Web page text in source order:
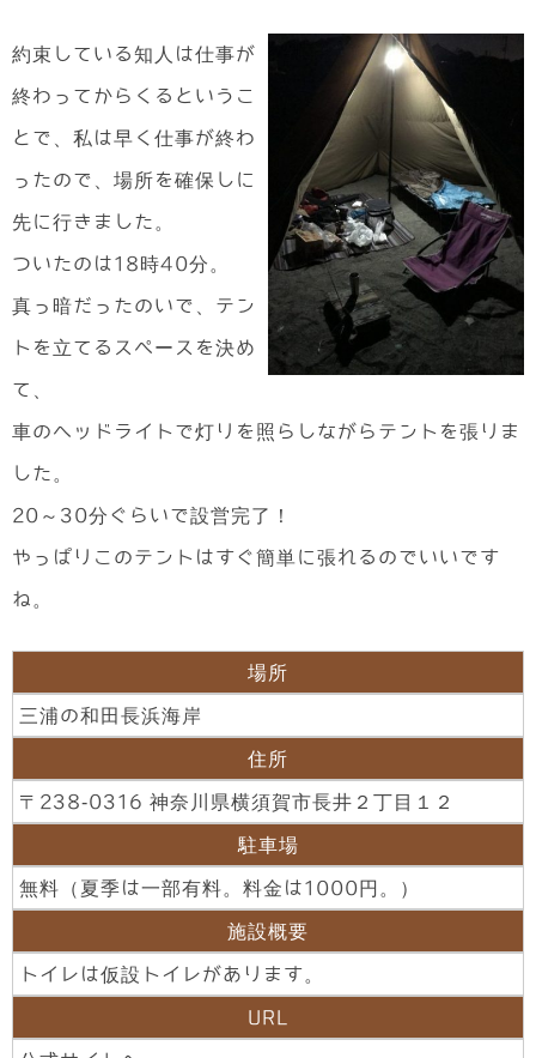
約束している知人は仕事が
終わってからくるというこ
とで、私は早く仕事が終わ
ったので、場所を確保しに
先に行きました。
ついたのは18時40分。
真っ暗だったのいで、テン
トを立てるスペースを決め
て、
車のヘッドライトで灯りを照らしながらテントを張りま
した。
20～30分ぐらいで設営完了！
やっぱりこのテントはすぐ簡単に張れるのでいいです
ね。
場所
三浦の和田長浜海岸
住所
〒238-0316 神奈川県横須賀市長井２丁目１２
駐車場
無料（夏季は一部有料。料金は1000円。）
施設概要
トイレは仮設トイレがあります。
URL